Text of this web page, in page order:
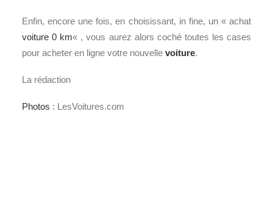
Enfin, encore une fois, en choisissant, in fine, un « achat
voiture 0 km« , vous aurez alors coché toutes les cases
pour acheter en ligne votre nouvelle voiture.
La rédaction
Photos : LesVoitures.com